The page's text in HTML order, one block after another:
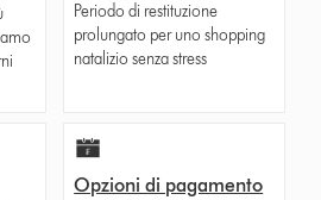
Periodo di restituzione
prolungato per uno shopping
natalizio senza stress
Opzioni di pagamento